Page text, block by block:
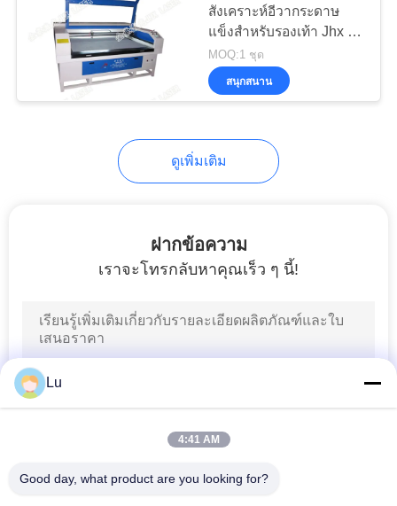
เครื่องแต่งกาย
เครื่องหนังเลเซอร์
เครื่องตัดเลเซอร์พรม
สังเคราะห์อีวากระดาษ
แข็งสำหรับรองเท้า Jhx -
160100
MOQ:1 ชุด
สนุกสนาน
ดูเพิ่มเติม
ฝากข้อความ
เราจะโทรกลับหาคุณเร็ว ๆ นี้!
Lu
4:41 AM
Good day, what product are you looking for?